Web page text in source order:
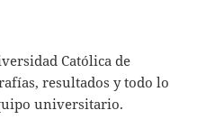
Católica de
resultados y todo lo
universitario.